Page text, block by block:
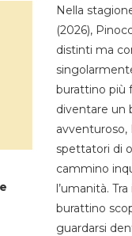
Nella
(2026),
distinti ma
burattino più
diventare un
avventuroso,
spettatori di
cammino
l’umanità.
burattino
guardarsi